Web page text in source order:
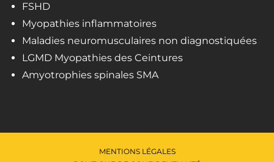
FSHD
Myopathies inflammatoires
Maladies neuromusculaires non diagnostiquées
LGMD Myopathies des Ceintures
Amyotrophies spinales SMA
MENTIONS LÉGALES